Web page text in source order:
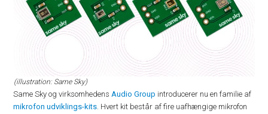
(illustration: Same Sky)
Same Sky og virksomhedensAudio Group introducerer nu en familie af
mikrofon udviklings-kits. Hvert kit består af fire uafhængige mikrofon